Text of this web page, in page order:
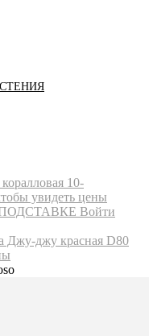
10-
увидеть цены
Войти
Джу-джу красная D80